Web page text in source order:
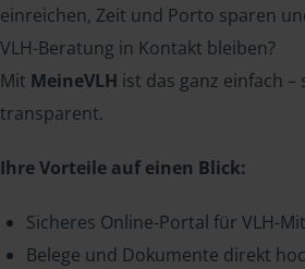
einreichen, Zeit und Porto sparen
VLH-Beratung in Kontakt bleiben?
Mit MeineVLH ist das ganz einfach
transparent.
Ihre Vorteile auf einen Blick:
Sicheres Online-Portal für VLH-
Belege und Dokumente direkt